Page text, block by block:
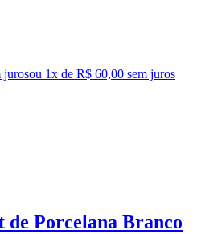
jurosou 1x de R$ 60,00 sem juros
Porcelana Branco